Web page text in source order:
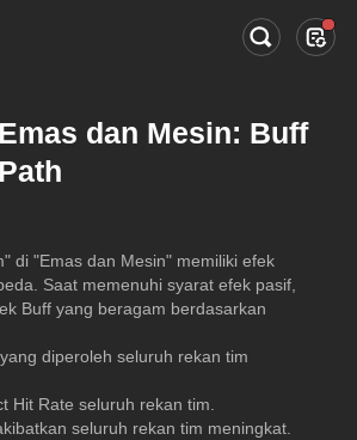
Emas dan Mesin: Buff
Path
di "Emas dan Mesin" memiliki efek
Saat memenuhi syarat efek pasif,
Buff yang beragam berdasarkan
diperoleh seluruh rekan tim
Hit Rate seluruh rekan tim.
seluruh rekan tim meningkat.